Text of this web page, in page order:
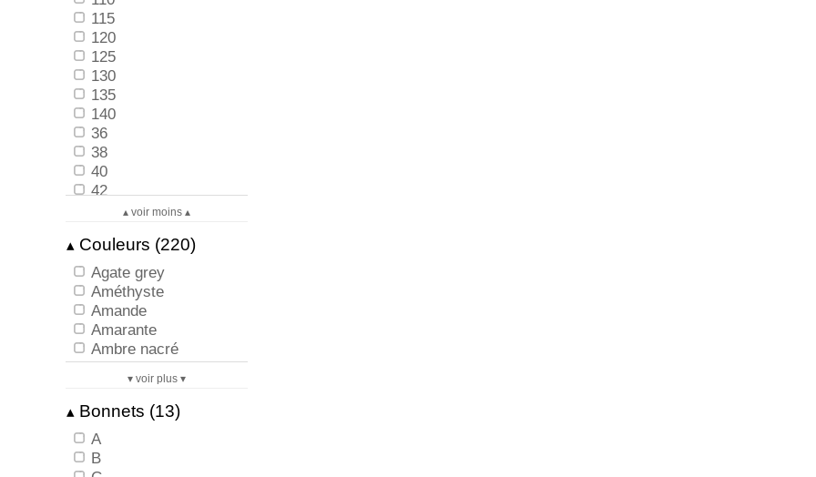
115
120
125
130
135
140
36
38
40
42
48
50
52
54
56
XS
XS/38
M
M/42
L
▴ voir moins ▴
▴ Couleurs (220)
Agate grey
Améthyste
Amande
Amarante
Ambre nacré
Amethyst
Anthracite
Ardoise
Authentique Rose
Azur sublime -40%
▾ voir plus ▾
▴ Bonnets (13)
A
B